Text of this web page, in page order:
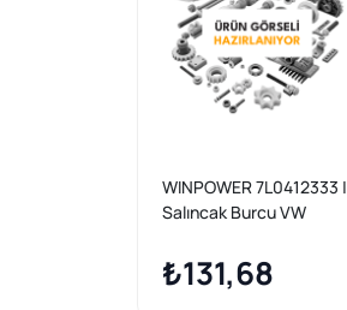
WINPOWER 7L0412333 |
Salıncak Burcu VW
>
₺131,68